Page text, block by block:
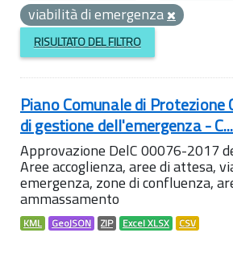
viabilità di emergenza
RISULTATO DEL FILTRO
Piano Comunale di Protezione
di gestione dell'emergenza - C...
Approvazione DelC 00076-2017
Aree accoglienza, aree di attesa,
emergenza, zone di confluenza,
ammassamento
KML GeoJSON ZIP Excel XLSX CSV